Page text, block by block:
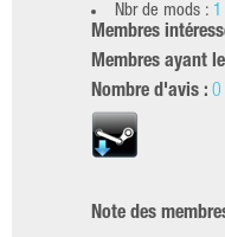
Nbr de mods : 1
Membres
Membres ayant
Nombre d'avis : 0
Note des